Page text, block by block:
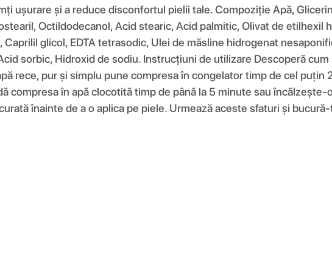
ușurare și a reduce disconfortul pielii tale. Compoziţie Apă,
Octildodecanol, Acid stearic, Acid palmitic, Olivat de
glicol, EDTA tetrasodic, Ulei de măsline hidrogenat
sorbic, Hidroxid de sodiu. Instrucțiuni de utilizare Descoperă
rece, pur și simplu pune compresa în congelator timp de cel puțin
compresa în apă clocotită timp de până la 5 minute sau
înainte de a o aplica pe piele. Urmează aceste sfaturi și